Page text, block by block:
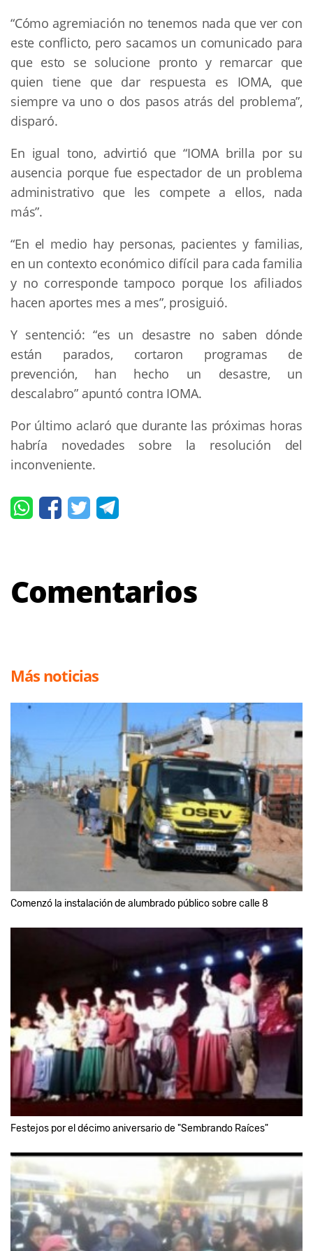
“Cómo agremiación no tenemos nada que ver con
este conflicto, pero sacamos un comunicado para
que esto se solucione pronto y remarcar que
quien tiene que dar respuesta es IOMA, que
siempre va uno o dos pasos atrás del problema”,
disparó.
En igual tono, advirtió que “IOMA brilla por su
ausencia porque fue espectador de un problema
administrativo que les compete a ellos, nada
más”.
“En el medio hay personas, pacientes y familias,
en un contexto económico difícil para cada familia
y no corresponde tampoco porque los afiliados
hacen aportes mes a mes”, prosiguió.
Y sentenció: “es un desastre no saben dónde
están parados, cortaron programas de
prevención, han hecho un desastre, un
descalabro” apuntó contra IOMA.
Por último aclaró que durante las próximas horas
habría novedades sobre la resolución del
inconveniente.
Comentarios
Más noticias
Comenzó la instalación de alumbrado público sobre calle 8
Festejos por el décimo aniversario de "Sembrando Raíces"